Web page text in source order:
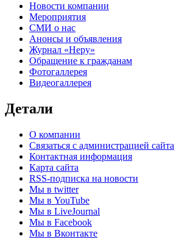
Новости компании
Мероприятия
СМИ о нас
Анонсы и объявления
Журнал «Неру»
Обращение к гражданам
Фотогаллерея
Видеогаллерея
Детали
О компании
Связаться с администрацией сайта
Контактная информация
Карта сайта
RSS-подписка на новости
Мы в twitter
Мы в YouTube
Мы в LiveJournal
Мы в Facebook
Мы в Вконтакте